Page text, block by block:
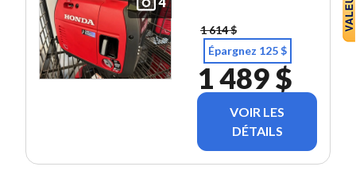
1 614 $
Épargnez 125 $
1 489 $
VOIR LES
DÉTAILS